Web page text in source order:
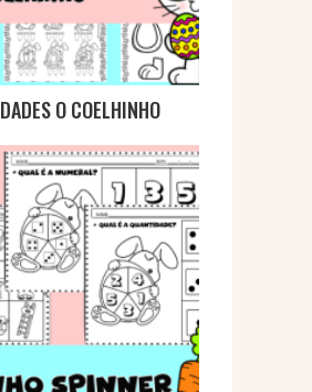
O COELHINHO